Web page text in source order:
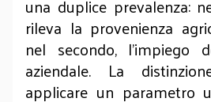
una duplice prevalenza:
rileva la provenienza
nel secondo, l’impiego
aziendale. La
applicare un parametro